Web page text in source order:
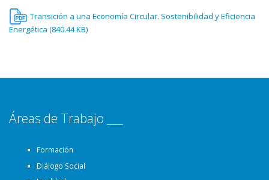
Transición a una Economía Circular. Sostenibilidad y Eficiencia
Energética (840.44 KB)
Áreas de Trabajo ___
Formación
Diálogo Social